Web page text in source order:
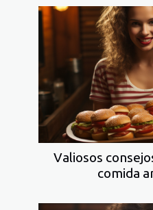
Valiosos
comida